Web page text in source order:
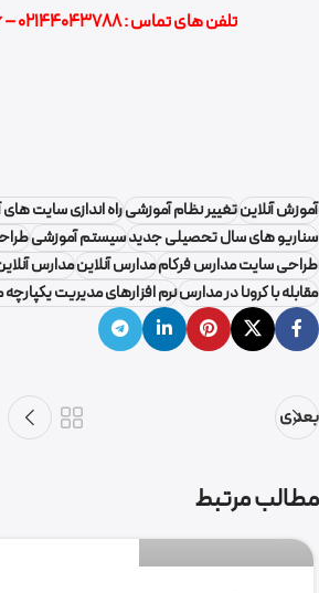
تلفن های تماس : 02144043788 – 09127005706
آموزش آنلاینتغییر نظام آموزشیراه اندازی سایت
سناریو های سال تحصیلی جدیدسیستم آموزشی
طراحی سایت مدارس فرکاممدارس آنلاینمدارس
مقابله با کرونا در مدارسنرم افزارهای مدیریت
بعدی
مطالب مرتبط